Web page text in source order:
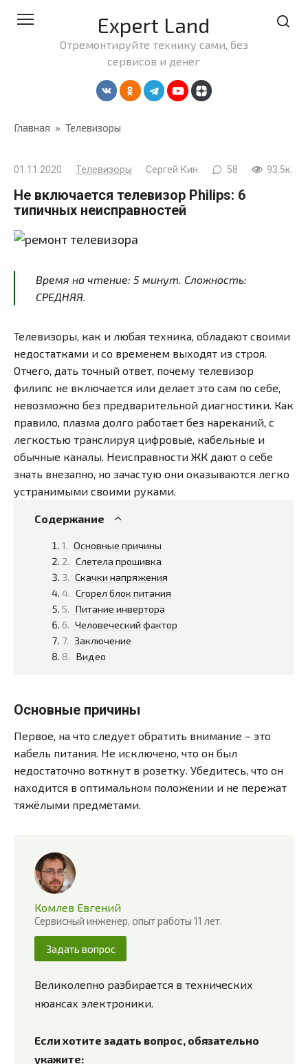
Expert Land
Отремонтируйте технику сами, без
сервисов и денег
Главная » Телевизоры
01.11.2020 Телевизоры Сергей Кин 58 93.5к.
Не включается телевизор Philips: 6
типичных неисправностей
Время на чтение: 5 минут . Сложность:
СРЕДНЯЯ.
Телевизоры, как и любая техника, обладают своими
недостатками и со временем выходят из строя.
Отчего, дать точный ответ, почему телевизор
филипс не включается или делает это сам по себе,
невозможно без предварительной диагностики. Как
правило, плазма долго работает без нареканий, с
легкостью транслируя цифровые, кабельные и
обычные каналы. Неисправности ЖК дают о себе
знать внезапно, но зачастую они оказываются легко
устранимыми своими руками.
Содержание
Основные причины
Слетела прошивка
Скачки напряжения
Сгорел блок питания
Питание инвертора
Человеческий фактор
Заключение
Видео
Основные причины
Первое, на что следует обратить внимание – это
кабель питания. Не исключено, что он был
недостаточно воткнут в розетку. Убедитесь, что он
находится в оптимальном положении и не пережат
тяжёлыми предметами.
Комлев Евгений
Сервисный инженер, опыт работы 11 лет.
Задать вопрос
Великолепно разбирается в технических
нюансах электроники.
Если хотите задать вопрос, обязательно
укажите: